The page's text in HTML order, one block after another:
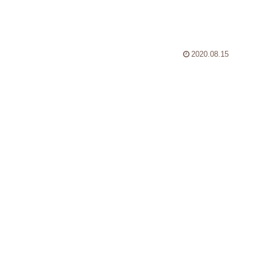
2020.08.15